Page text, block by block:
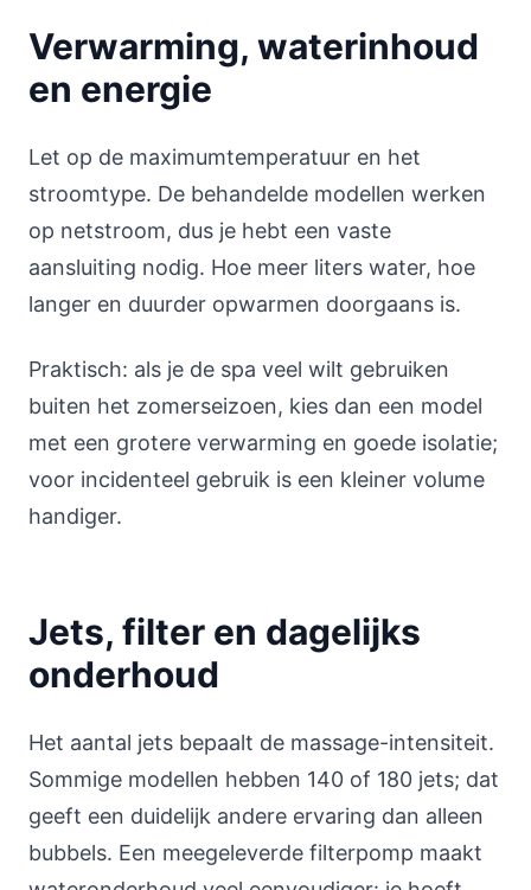
Verwarming, waterinhoud
en energie
Let op de maximumtemperatuur en het
stroomtype. De behandelde modellen werken
op netstroom, dus je hebt een vaste
aansluiting nodig. Hoe meer liters water, hoe
langer en duurder opwarmen doorgaans is.
Praktisch: als je de spa veel wilt gebruiken
buiten het zomerseizoen, kies dan een model
met een grotere verwarming en goede isolatie;
voor incidenteel gebruik is een kleiner volume
handiger.
Jets, filter en dagelijks
onderhoud
Het aantal jets bepaalt de massage-intensiteit.
Sommige modellen hebben 140 of 180 jets; dat
geeft een duidelijk andere ervaring dan alleen
bubbels. Een meegeleverde filterpomp maakt